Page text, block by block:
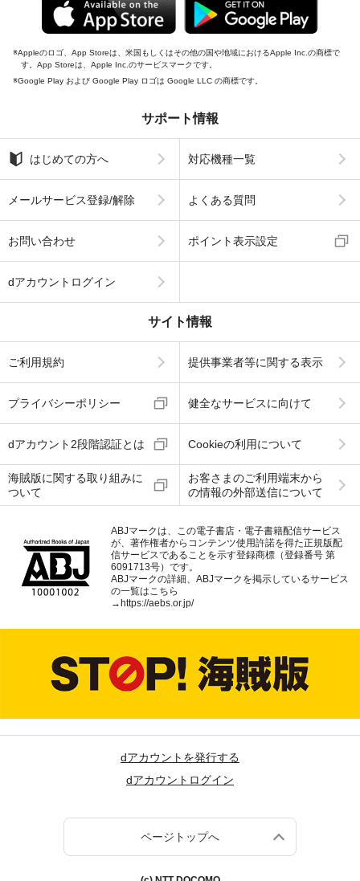
Appleのロゴ、App Storeは、米国もしくはその他の国や地域におけるApple Inc.の商標で
す。App Storeは、Apple Inc.のサービスマークです。
Google Play および Google Play ロゴは Google LLC の商標です。
サポート情報
はじめての方へ 対応機種一覧
メールサービス登録/解除 よくある質問
お問い合わせ ポイント表示設定
dアカウントログイン
サイト情報
ご利用規約 提供事業者等に関する表示
プライバシーポリシー 健全なサービスに向けて
dアカウント2段階認証とは Cookieの利用について
海賊版に関する取り組みに
ついて
お客さまのご利用端末から
の情報の外部送信について
ABJマークは、この電子書店・電子書籍配信サービス
が、著作権者からコンテンツ使用許諾を得た正規版配
信サービスであることを示す登録商標（登録番号 第
6091713号）です。
ABJマークの詳細、ABJマークを掲示しているサービス
の一覧はこちら
→ https://aebs.or.jp/
dアカウントを発行する
dアカウントログイン
ページトップへ